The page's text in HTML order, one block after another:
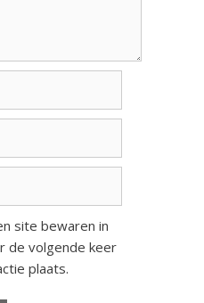
site bewaren in
de volgende keer
plaats.